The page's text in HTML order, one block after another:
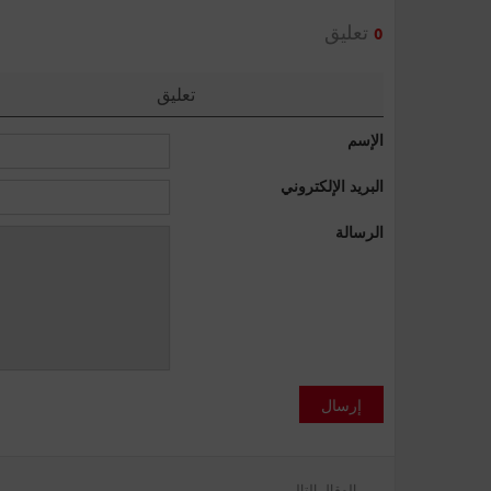
0 تعليق
تعليق
الإسم
البريد الإلكتروني
الرسالة
إرسال